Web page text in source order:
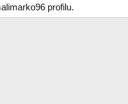
profilu.